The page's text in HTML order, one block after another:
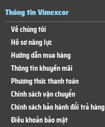
Thông tin Vimexcor
Về chúng tôi
Hồ sơ năng lực
Hướng dẫn mua hàng
Thông tin khuyến mãi
Phương thức thanh toán
Chính sách vận chuyển
Chính sách bảo hành đổi trả hàng
Điều khoản bảo mật